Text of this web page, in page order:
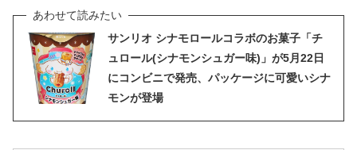
サンリオ シナモロールコラボのお菓子「チ
ュロール(シナモンシュガー味)」が5月22日
にコンビニで発売、パッケージに可愛いシナ
モンが登場